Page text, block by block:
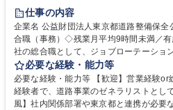
研修あり
退職金あり
駅近5分以内
資格取得手当あり 食
仕事の内容
企業名 公益財団法人東京都道路整備保全公社 求人名 【都庁グル
合職（事務）◇残業月平均9時間未満／有給年平均
社の総合職として、ジョブローテーショ
等のフロント部門の部署等幅広い部署で
制度やキャリア支援が充実しております！ ※下記
管理部門：広報、人事、経理など当公社
門：駐車場の新規開拓、管理運営、新宿
必要な経験・能力等
必要な経験・能力等 【歓迎】営業経験or
経験者で、道路事業のゼネラリストとし
風】社内関係部署や東京都と連携が必要